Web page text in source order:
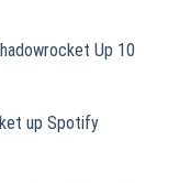
Up 10
up Spotify